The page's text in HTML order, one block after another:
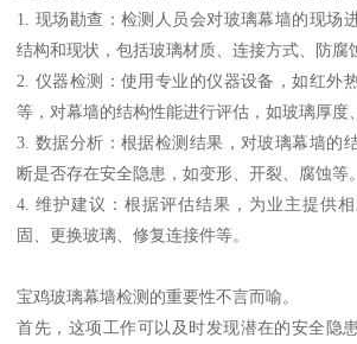
1. 现场勘查：检测人员会对玻璃幕墙的现场
结构和现状，包括玻璃材质、连接方式、防腐
2. 仪器检测：使用专业的仪器设备，如红外
等，对幕墙的结构性能进行评估，如玻璃厚度
3. 数据分析：根据检测结果，对玻璃幕墙的
断是否存在安全隐患，如变形、开裂、腐蚀等。
4. 维护建议：根据评估结果，为业主提供
固、更换玻璃、修复连接件等。
宝鸡玻璃幕墙检测的重要性不言而喻。
首先，这项工作可以及时发现潜在的安全隐